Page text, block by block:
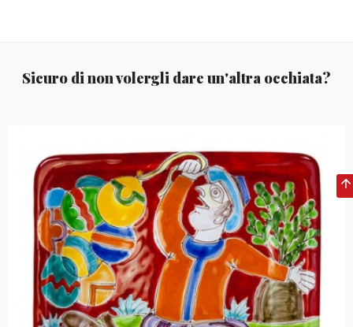
Sicuro di non volergli dare un'altra occhiata?